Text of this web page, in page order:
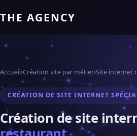
THE AGENCY
Accueil›Création site par métier›Site internet
CRÉATION DE SITE INTERNET
Création de site